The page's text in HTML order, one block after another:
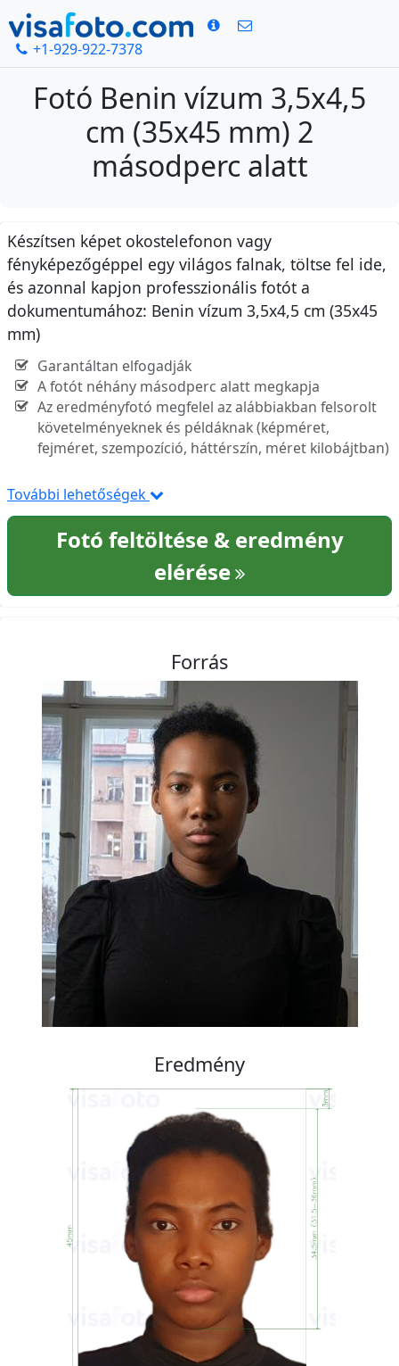
+1-929-922-7378
Fotó Benin vízum 3,5x4,5
cm (35x45 mm) 2
másodperc alatt
Készítsen képet okostelefonon vagy
fényképezőgéppel egy világos falnak, töltse fel ide,
és azonnal kapjon professzionális fotót a
dokumentumához: Benin vízum 3,5x4,5 cm (35x45
mm)
Garantáltan elfogadják
A fotót néhány másodperc alatt megkapja
Az eredményfotó megfelel az alábbiakban felsorolt
követelményeknek és példáknak (képméret,
fejméret, szempozíció, háttérszín, méret kilobájtban)
További lehetőségek
Fotó feltöltése & eredmény
elérése
Forrás
Eredmény